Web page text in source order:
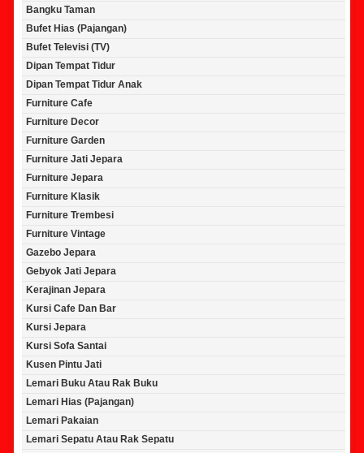
Bangku Taman
Bufet Hias (Pajangan)
Bufet Televisi (TV)
Dipan Tempat Tidur
Dipan Tempat Tidur Anak
Furniture Cafe
Furniture Decor
Furniture Garden
Furniture Jati Jepara
Furniture Jepara
Furniture Klasik
Furniture Trembesi
Furniture Vintage
Gazebo Jepara
Gebyok Jati Jepara
Kerajinan Jepara
Kursi Cafe Dan Bar
Kursi Jepara
Kursi Sofa Santai
Kusen Pintu Jati
Lemari Buku Atau Rak Buku
Lemari Hias (Pajangan)
Lemari Pakaian
Lemari Sepatu Atau Rak Sepatu